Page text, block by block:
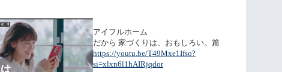
アイフルホーム
だから 家づくりは、おもしろい。篇
https://youtu.be/T49Mxe1Ifso?
si=xlxn6l1hAIRjqdor